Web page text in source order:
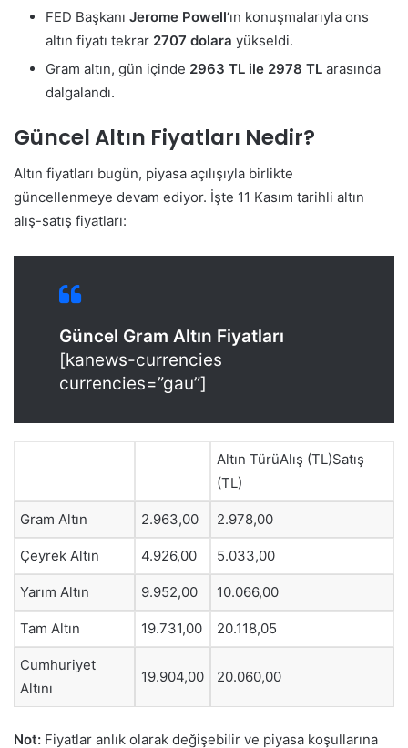
FED Başkanı Jerome Powell‘ın konuşmalarıyla ons
altın fiyatı tekrar 2707 dolara yükseldi.
Gram altın, gün içinde 2963 TL ile 2978 TL arasında
dalgalandı.
Güncel Altın Fiyatları Nedir?
Altın fiyatları bugün, piyasa açılışıyla birlikte
güncellenmeye devam ediyor. İşte 11 Kasım tarihli altın
alış-satış fiyatları:
Güncel Gram Altın Fiyatları
[kanews-currencies
currencies=”gau”]
Altın TürüAlış (TL)Satış
(TL)
Gram Altın 2.963,00 2.978,00
Çeyrek Altın 4.926,00 5.033,00
Yarım Altın 9.952,00 10.066,00
Tam Altın 19.731,00 20.118,05
Cumhuriyet
Altını
19.904,00 20.060,00
Not: Fiyatlar anlık olarak değişebilir ve piyasa koşullarına